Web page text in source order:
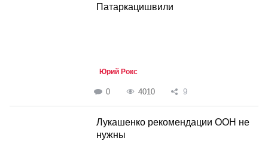
Патаркацишвили
Юрий Рокс
0 4010 9
Лукашенко рекомендации ООН не
нужны